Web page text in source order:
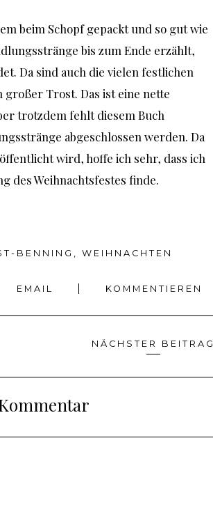
beim Schopf gepackt und so gut wie
bis zum Ende erzählt,
Da sind auch die vielen festlichen
großer Trost. Das ist eine nette
trotzdem fehlt diesem Buch
abgeschlossen werden. Da
wird, hoffe ich sehr, dass ich
des Weihnachtsfestes finde.
BENNING , WEIHNACHTEN
EMAIL KOMMENTIEREN
NÄCHSTER BEITRAG